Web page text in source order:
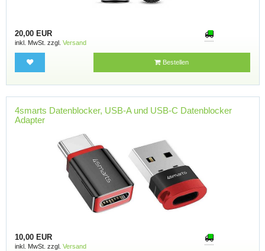
20,00 EUR
inkl. MwSt. zzgl. Versand
Bestellen
4smarts Datenblocker, USB-A und USB-C Datenblocker
Adapter
10,00 EUR
inkl. MwSt. zzgl. Versand